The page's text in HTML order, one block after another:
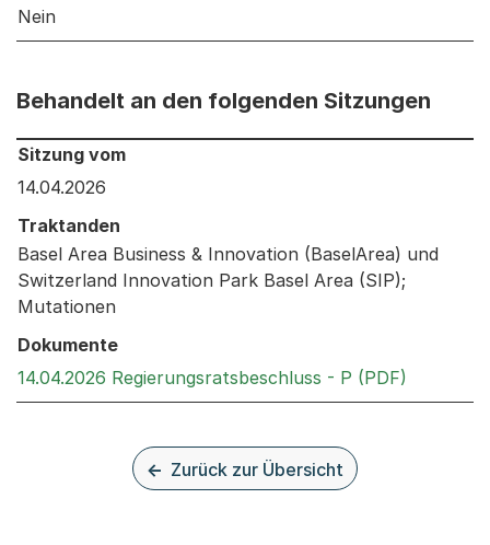
Nein
Behandelt an den folgenden Sitzungen
Behandelt an den folgenden Sitzungen: Informationen
Sitzung vom
14.04.2026
Traktanden
Basel Area Business & Innovation (BaselArea) und
Switzerland Innovation Park Basel Area (SIP);
Mutationen
Dokumente
14.04.2026 Regierungsratsbeschluss - P (PDF)
Zurück zur Übersicht